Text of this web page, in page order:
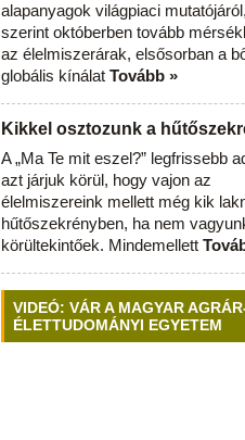
alapanyagok világpiaci
szerint októberben tovább
az élelmiszerárak, elsősorban a
globális kínálat Tovább »
Kikkel osztozunk a
A „Ma Te mit eszel?” legfrissebb
azt járjuk körül, hogy vajon az
élelmiszereink mellett még kik
hűtőszekrényben, ha nem
körültekintőek. Mindemellett
VIDEÓ: VÁR A MAGYAR
ÉLETTUDOMÁNYI EGYETEM